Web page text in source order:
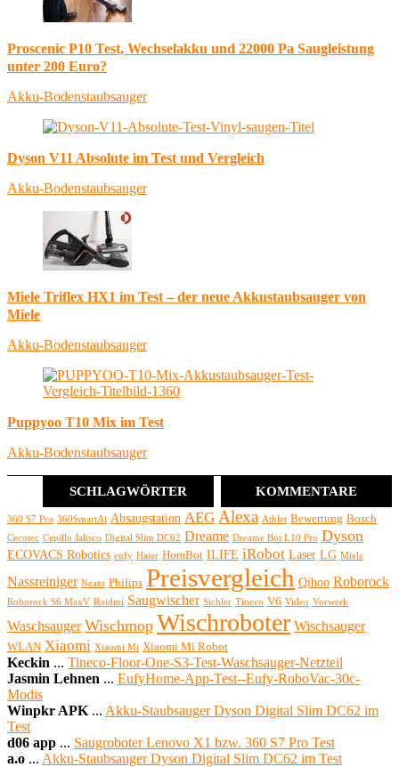
Proscenic P10 Test, Wechselakku und 22000 Pa Saugleistung
unter 200 Euro?
Akku-Bodenstaubsauger
Dyson V11 Absolute im Test und Vergleich
Akku-Bodenstaubsauger
Miele Triflex HX1 im Test – der neue Akkustaubsauger von
Miele
Akku-Bodenstaubsauger
Puppyoo T10 Mix im Test
Akku-Bodenstaubsauger
SCHLAGWÖRTER KOMMENTARE
360 S7 Pro 360SmartAi Absaugstation AEG Alexa Athlet Bewertung Bosch
Cecotec Cepillo Jalisco Digital Slim DC62 Dreame Dreame Bot L10 Pro Dyson
ECOVACS Robotics eufy Haier HomBot ILIFE iRobot Laser LG Miele
Nassreiniger Neato Philips Preisvergleich Qihoo Roborock
Roborock S6 MaxV Roidmi Saugwischer Sichler Tineco V6 Video Vorwerk
Waschsauger Wischmop Wischroboter Wischsauger
WLAN Xiaomi Xiaomi Mi Xiaomi Mi Robot
Keckin ... Tineco-Floor-One-S3-Test-Waschsauger-Netzteil
Jasmin Lehnen ... EufyHome-App-Test--Eufy-RoboVac-30c-
Modis
Winpkr APK ... Akku-Staubsauger Dyson Digital Slim DC62 im
Test
d06 app ... Saugroboter Lenovo X1 bzw. 360 S7 Pro Test
a.o ... Akku-Staubsauger Dyson Digital Slim DC62 im Test